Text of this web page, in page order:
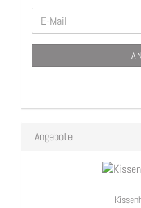
WEITER
ZUR
NEWSLETTER-
E-
Mail
Angebote